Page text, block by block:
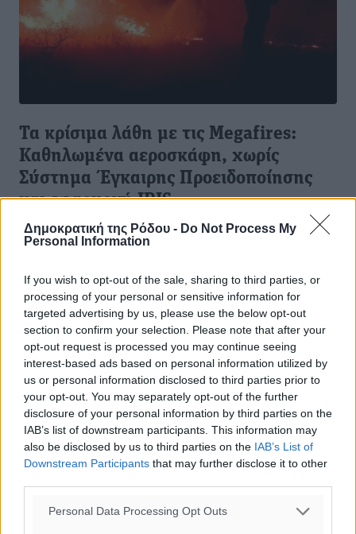
Δημοκρατική της Ρόδου - Do Not Process My
Personal Information
If you wish to opt-out of the sale, sharing to third parties, or
processing of your personal or sensitive information for
targeted advertising by us, please use the below opt-out
section to confirm your selection. Please note that after your
opt-out request is processed you may continue seeing
interest-based ads based on personal information utilized by
us or personal information disclosed to third parties prior to
your opt-out. You may separately opt-out of the further
disclosure of your personal information by third parties on the
IAB’s list of downstream participants. This information may
also be disclosed by us to third parties on the IAB’s List of
Downstream Participants that may further disclose it to other
Personal Data Processing Opt Outs
Τα κρίσιμα λάθη με τις Megafires:
Καθηλωμένα αεροσκάφη, χωρίς
Σύστημα Έγκαιρης Προειδοποίησης
και εφαρμογή IRIS
Τα πολυδιαφημισμένα Συστήματα Έγκαιρης
Προειδοποίησης (Early Warning Systems) που θα
χρησιμοποιήθηκαν. Τα ...
27.08.23, 16:52